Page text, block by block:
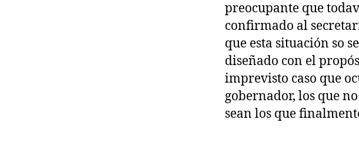
preocupante que
confirmado al
que esta situación so
diseñado con el
imprevisto caso que
gobernador, los que
sean los que